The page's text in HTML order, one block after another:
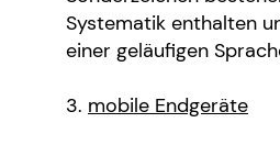
Systematik enthalten
einer geläufigen
mobile Endgeräte